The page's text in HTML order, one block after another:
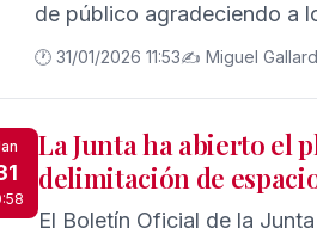
de público agradeciendo a
asociaciones de la zona la,
🕐 31/01/2026 11:53✍️ Miguel
La Junta ha abierto el
delimitación de
El Boletín Oficial de la